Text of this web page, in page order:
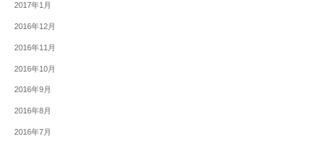
2017年1月
2016年12月
2016年11月
2016年10月
2016年9月
2016年8月
2016年7月